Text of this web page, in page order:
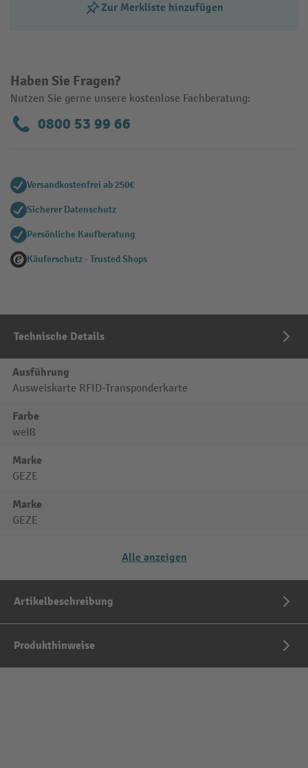
Zur Merkliste hinzufügen
Haben Sie Fragen?
Nutzen Sie gerne unsere kostenlose Fachberatung:
0800 53 99 66
Versandkostenfrei ab 250€
Sicherer Datenschutz
Persönliche Kaufberatung
Käuferschutz - Trusted Shops
Technische Details
Ausführung
Ausweiskarte RFID-Transponderkarte
Farbe
weiß
Marke
GEZE
Marke
GEZE
Alle anzeigen
Artikelbeschreibung
Produkthinweise